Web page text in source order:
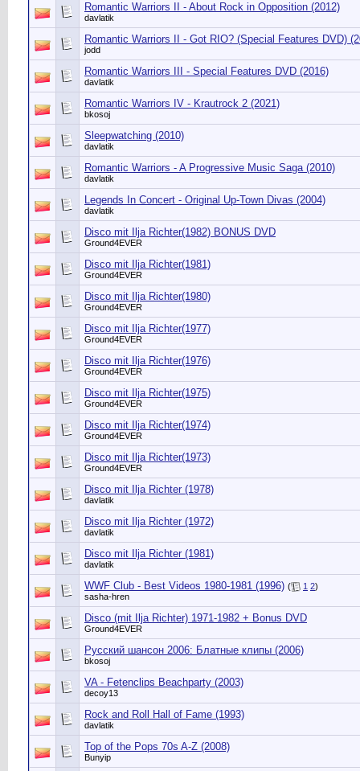
Romantic Warriors II - About Rock in Opposition (2012)
davlatik
Romantic Warriors II - Got RIO? (Special Features DVD)
jodd
Romantic Warriors III - Special Features DVD (2016)
davlatik
Romantic Warriors IV - Krautrock 2 (2021)
bkosoj
Sleepwatching (2010)
davlatik
Romantic Warriors - A Progressive Music Saga (2010)
davlatik
Legends In Concert - Original Up-Town Divas (2004)
davlatik
Disco mit Ilja Richter(1982) BONUS DVD
Ground4EVER
Disco mit Ilja Richter(1981)
Ground4EVER
Disco mit Ilja Richter(1980)
Ground4EVER
Disco mit Ilja Richter(1977)
Ground4EVER
Disco mit Ilja Richter(1976)
Ground4EVER
Disco mit Ilja Richter(1975)
Ground4EVER
Disco mit Ilja Richter(1974)
Ground4EVER
Disco mit Ilja Richter(1973)
Ground4EVER
Disco mit Ilja Richter (1978)
davlatik
Disco mit Ilja Richter (1972)
davlatik
Disco mit Ilja Richter (1981)
davlatik
WWF Club - Best Videos 1980-1981 (1996) ( 1 2)
sasha-hren
Disco (mit Ilja Richter) 1971-1982 + Bonus DVD
Ground4EVER
Русский шансон 2006: Блатные клипы (2006)
bkosoj
VA - Fetenclips Beachparty (2003)
decoy13
Rock and Roll Hall of Fame (1993)
davlatik
Top of the Pops 70s A-Z (2008)
Bunyip